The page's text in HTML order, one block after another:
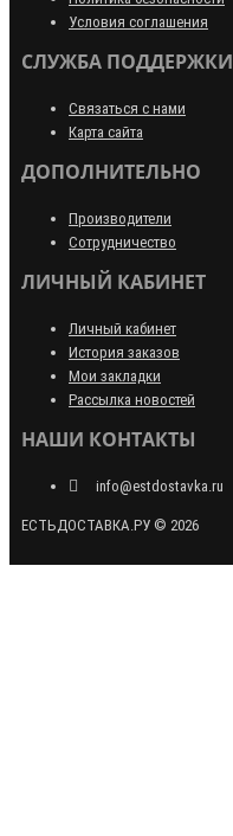
Условия соглашения
СЛУЖБА ПОДДЕРЖКИ
Связаться с нами
Карта сайта
ДОПОЛНИТЕЛЬНО
Производители
Сотрудничество
ЛИЧНЫЙ КАБИНЕТ
Личный кабинет
История заказов
Мои закладки
Рассылка новостей
НАШИ КОНТАКТЫ
info@estdostavka.ru
ЕСТЬДОСТАВКА.РУ © 2026